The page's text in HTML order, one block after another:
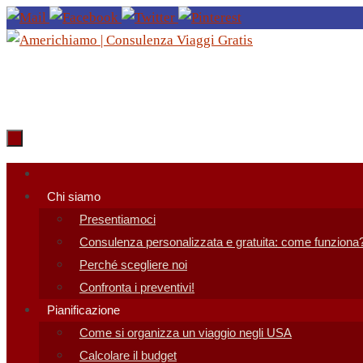
Salta
al
Salta
contenuto
Chi siamo
Presentiamoci
Consulenza personalizzata e gratuita: come
Perché scegliere noi
Confronta i preventivi!
Pianificazione
Come si organizza un viaggio negli USA
Calcolare il budget